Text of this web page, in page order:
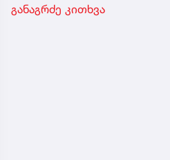
განაგრძე კითხვა